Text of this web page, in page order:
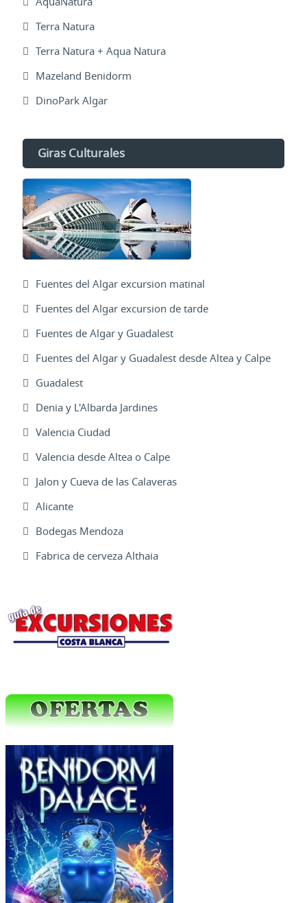
Terra Natura
Terra Natura + Aqua Natura
Mazeland Benidorm
DinoPark Algar
Giras Culturales
Fuentes del Algar excursion matinal
Fuentes del Algar excursion de tarde
Fuentes de Algar y Guadalest
Fuentes del Algar y Guadalest desde Altea y Calpe
Guadalest
Denia y L'Albarda Jardines
Valencia Ciudad
Valencia desde Altea o Calpe
Jalon y Cueva de las Calaveras
Alicante
Bodegas Mendoza
Fabrica de cerveza Althaia